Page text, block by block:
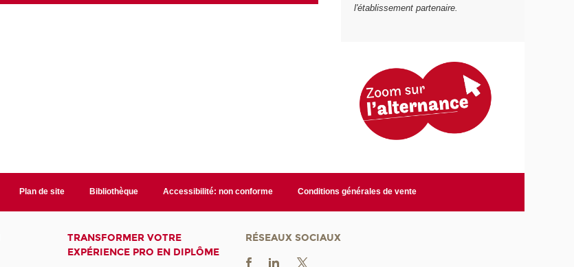
l'établissement partenaire.
Plan de site Bibliothèque Accessibilité: non conforme Conditions générales de vente
TRANSFORMER VOTRE
EXPÉRIENCE PRO EN DIPLÔME
RÉSEAUX SOCIAUX